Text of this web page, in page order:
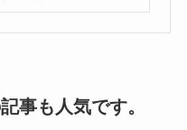
事も人気です。